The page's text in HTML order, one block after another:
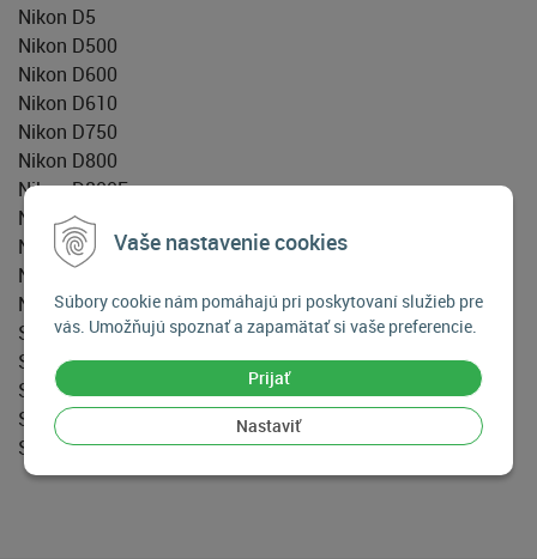
Vaše nastavenie cookies
Súbory cookie nám pomáhajú pri poskytovaní služieb pre
vás. Umožňujú spoznať a zapamätať si vaše preferencie.
Prijať
Nastaviť
Nikon D5
Nikon D500
Nikon D600
Nikon D610
Nikon D750
Nikon D800
Nikon D800E
Nikon D810
Nikon D7100
Nikon D7200
Nikon DF
Sony a7 II
Sony a7s II
Sony a7r II
Sony a9
Sony série RX1, RX10, RX100